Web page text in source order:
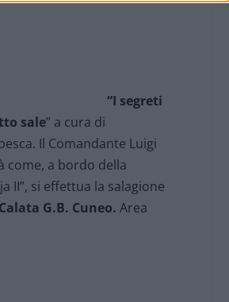
17.00“I segreti
sale” a cura di
Il Comandante Luigi
come, a bordo della
II”, si effettua la salagione
Calata G.B. Cuneo. Area